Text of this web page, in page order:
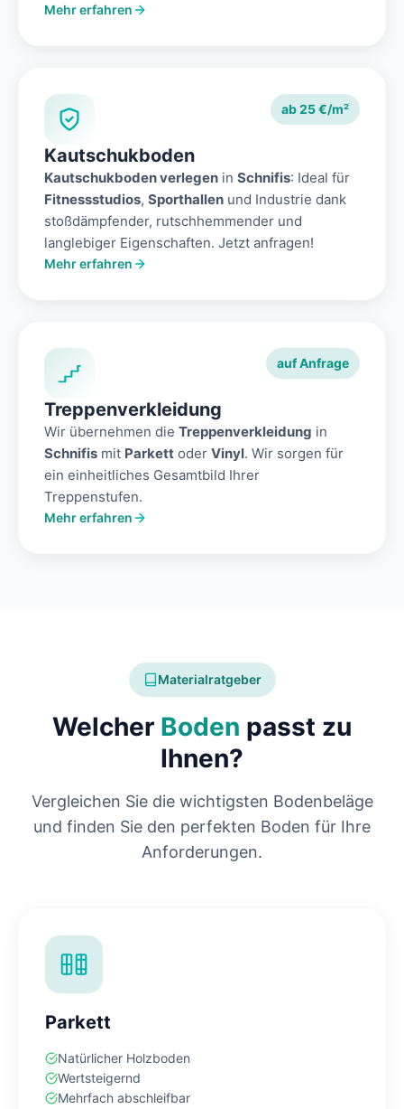
Mehr erfahren
ab 25 €/m²
Kautschukboden
Kautschukboden verlegen in Schnifis: Ideal für
Fitnessstudios, Sporthallen und Industrie dank
stoßdämpfender, rutschhemmender und
langlebiger Eigenschaften. Jetzt anfragen!
Mehr erfahren
auf Anfrage
Treppenverkleidung
Wir übernehmen die Treppenverkleidung in
Schnifis mit Parkett oder Vinyl. Wir sorgen für
ein einheitliches Gesamtbild Ihrer
Treppenstufen.
Mehr erfahren
Materialratgeber
Welcher Boden passt zu
Ihnen?
Vergleichen Sie die wichtigsten Bodenbeläge
und finden Sie den perfekten Boden für Ihre
Anforderungen.
Parkett
Natürlicher Holzboden
Wertsteigernd
Mehrfach abschleifbar